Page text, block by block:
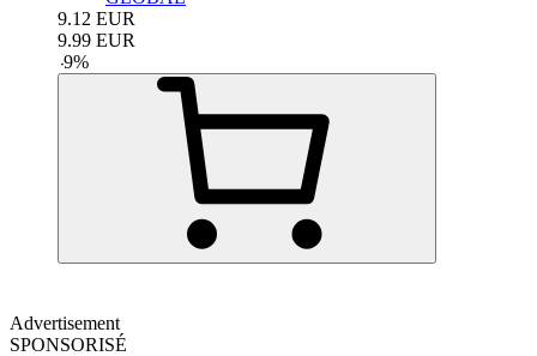
9.12 EUR
9.99 EUR
-9%
Advertisement
SPONSORISÉ